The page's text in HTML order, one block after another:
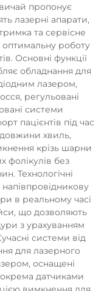
пропонує
лазерні апарати,
та сервісне
роботу
Основні функції
обладнання для
лазером,
регульовані
системи
пацієнтів під час
хвиль,
крізь шарни
фолікулів без
Технологічні
в реальному часі
що дозволяють
з урахуванням
системи від
для лазерного
оснащені
датчиками